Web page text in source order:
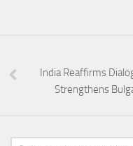
India Reaffirms
Strengthens